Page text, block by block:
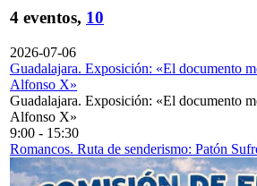
4 eventos, 10
2026-07-06
Guadalajara. Exposición: «El documento
Alfonso X»
Guadalajara. Exposición: «El documento
Alfonso X»
9:00 - 15:30
Romancos. Ruta de senderismo: Patón